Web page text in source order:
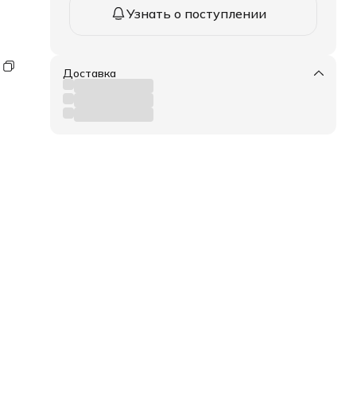
Узнать о поступлении
Доставка